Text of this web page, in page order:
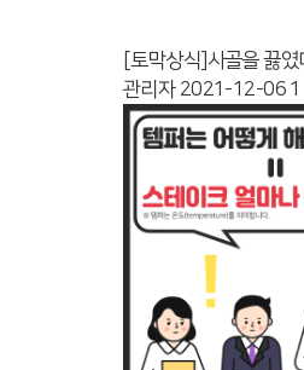
[토막상식]사골을 끓
관리자 2021-12-06 1